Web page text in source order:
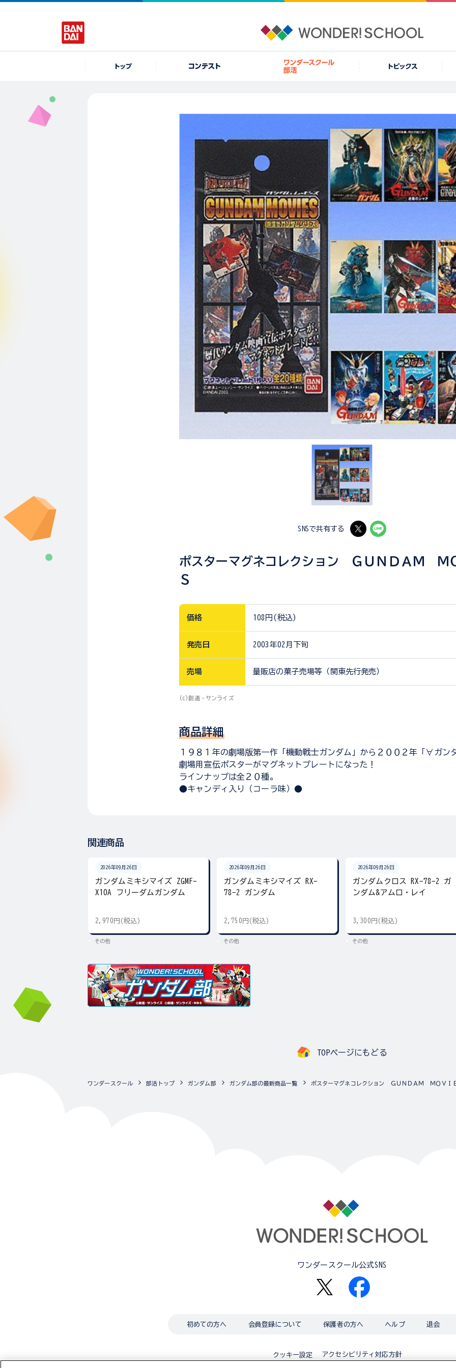
SNSで共有する
ポスターマグネコレクション ＧＵＮＤＡＭ Ｍ
Ｓ
価格 108円(税込)
発売日 2003年02月下旬
売場 量販店の菓子売場等（関東先行発売）
(c)創通・サンライズ
商品詳細
１９８１年の劇場版第一作「機動戦士ガンダム」から２００２年「∀ガン
劇場用宣伝ポスターがマグネットプレートになった！
ラインナップは全２０種。
●キャンディ入り（コーラ味）●
関連商品
2026年09月26日
ガンダムミキシマイズ ZGMF-
X10A フリーダムガンダム
2,970円(税込)
その他
2026年09月26日
ガンダムミキシマイズ RX-
78-2 ガンダム
2,750円(税込)
その他
2026年09月26日
ガンダムクロス RX-78-2 ガ
ンダム&アムロ・レイ
3,300円(税込)
その他
TOPページにもどる
ワンダースクール 部活トップ ガンダム部 ガンダム部の最新商品一覧 ポスターマグネコレクション ＧＵＮＤＡＭ ＭＯＶＩ
ワンダースクール公式SNS
初めての方へ 会員登録について 保護者の方へ ヘルプ 退会
クッキー設定 アクセシビリティ対応方針